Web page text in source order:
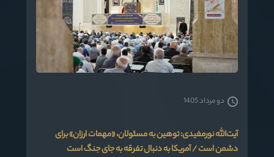
آیت‌الله نورمفیدی: توهین به مسئولان، «مهمات ارزان» برای
دشمن است / آمریکا به دنبال تفرقه به جای جنگ است
دو مرداد 1405